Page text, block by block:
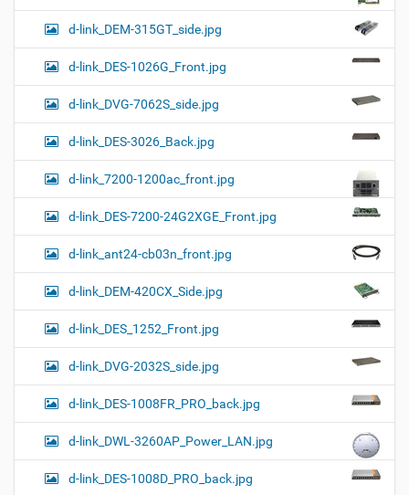
d-link_DEM-315GT_side.jpg
d-link_DES-1026G_Front.jpg
d-link_DVG-7062S_side.jpg
d-link_DES-3026_Back.jpg
d-link_7200-1200ac_front.jpg
d-link_DES-7200-24G2XGE_Front.jpg
d-link_ant24-cb03n_front.jpg
d-link_DEM-420CX_Side.jpg
d-link_DES_1252_Front.jpg
d-link_DVG-2032S_side.jpg
d-link_DES-1008FR_PRO_back.jpg
d-link_DWL-3260AP_Power_LAN.jpg
d-link_DES-1008D_PRO_back.jpg